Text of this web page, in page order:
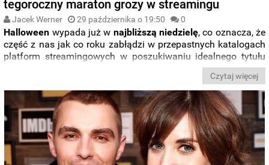
tegoroczny maraton grozy w streamingu
Jacek Werner 29 października o 19:50 0
Halloween wypada już w najbliższą niedzielę, co oznacza, że
część z nas jak co roku zabłądzi w przepastnych katalogach
platform streamingowych w poszukiwaniu idealnego tytułu
na wieczór z dreszczykiem. Co więcej, w tym roku następnego
dnia wypada nam wolne, więc aż prosi się ocałonocny
maraton grozy. Z tej okazji, poniżej układamycztery
najciekawsze, naszym zdaniem, filmowo-serialowe
propozycje, spośród horrorów dostępnych na platformach
takich jak Netflix czy Prime Video. Zapraszamy do lektury.
Czytaj więcej